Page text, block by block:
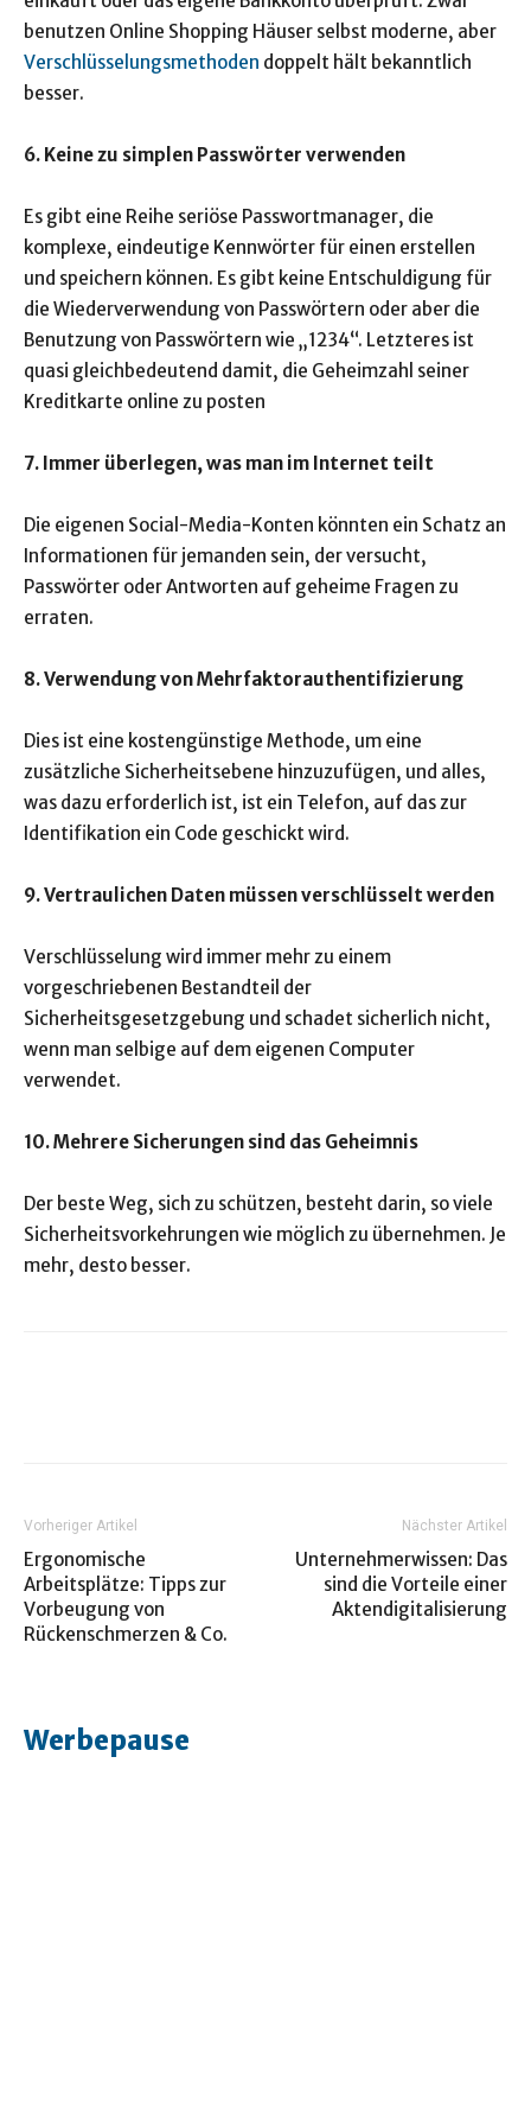
benutzen Online Shopping Häuser selbst moderne, aber
Verschlüsselungsmethoden doppelt hält bekanntlich
besser.
6. Keine zu simplen Passwörter verwenden
Es gibt eine Reihe seriöse Passwortmanager, die
komplexe, eindeutige Kennwörter für einen erstellen
und speichern können. Es gibt keine Entschuldigung für
die Wiederverwendung von Passwörtern oder aber die
Benutzung von Passwörtern wie „1234“. Letzteres ist
quasi gleichbedeutend damit, die Geheimzahl seiner
Kreditkarte online zu posten
7. Immer überlegen, was man im Internet teilt
Die eigenen Social-Media-Konten könnten ein Schatz an
Informationen für jemanden sein, der versucht,
Passwörter oder Antworten auf geheime Fragen zu
erraten.
8. Verwendung von Mehrfaktorauthentifizierung
Dies ist eine kostengünstige Methode, um eine
zusätzliche Sicherheitsebene hinzuzufügen, und alles,
was dazu erforderlich ist, ist ein Telefon, auf das zur
Identifikation ein Code geschickt wird.
9. Vertraulichen Daten müssen verschlüsselt werden
Verschlüsselung wird immer mehr zu einem
vorgeschriebenen Bestandteil der
Sicherheitsgesetzgebung und schadet sicherlich nicht,
wenn man selbige auf dem eigenen Computer
verwendet.
10. Mehrere Sicherungen sind das Geheimnis
Der beste Weg, sich zu schützen, besteht darin, so viele
Sicherheitsvorkehrungen wie möglich zu übernehmen. Je
mehr, desto besser.
Vorheriger Artikel
Ergonomische
Arbeitsplätze: Tipps zur
Vorbeugung von
Rückenschmerzen & Co.
Nächster Artikel
Unternehmerwissen: Das
sind die Vorteile einer
Aktendigitalisierung
Werbepause